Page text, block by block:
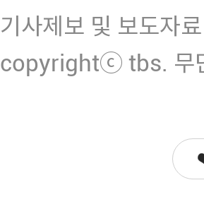
기사제보 및 보도자
copyrightⓒ tbs. 무